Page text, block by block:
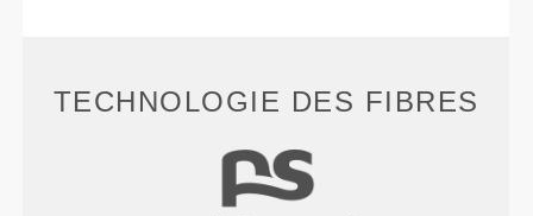
TECHNOLOGIE DES FIBRES